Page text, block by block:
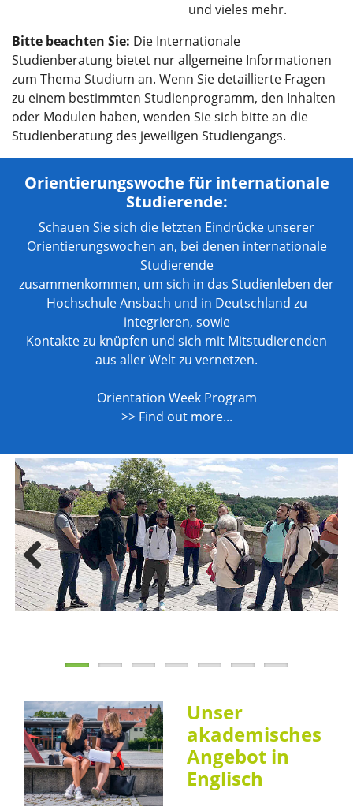
und vieles mehr.
Bitte beachten Sie: Die Internationale
Studienberatung bietet nur allgemeine Informationen
zum Thema Studium an. Wenn Sie detaillierte Fragen
zu einem bestimmten Studienprogramm, den Inhalten
oder Modulen haben, wenden Sie sich bitte an die
Studienberatung des jeweiligen Studiengangs.
Orientierungswoche für internationale
Studierende:
Schauen Sie sich die letzten Eindrücke unserer
Orientierungswochen an, bei denen internationale
Studierende
zusammenkommen, um sich in das Studienleben der
Hochschule Ansbach und in Deutschland zu
integrieren, sowie
Kontakte zu knüpfen und sich mit Mitstudierenden
aus aller Welt zu vernetzen.
Orientation Week Program
>> Find out more...
Previous Next
Unser
akademisches
Angebot in
Englisch